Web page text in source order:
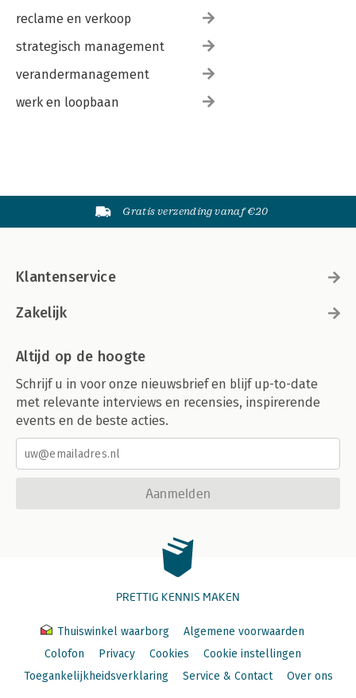
reclame en verkoop
strategisch management
verandermanagement
werk en loopbaan
Gratis verzending vanaf €20
Klantenservice
Zakelijk
Altijd op de hoogte
Schrijf u in voor onze nieuwsbrief en blijf up-to-date
met relevante interviews en recensies, inspirerende
events en de beste acties.
Aanmelden
PRETTIG KENNIS MAKEN
Thuiswinkel waarborg
Algemene voorwaarden
Colofon
Privacy Cookies
Cookie instellingen
Toegankelijkheidsverklaring
Service & Contact Over ons